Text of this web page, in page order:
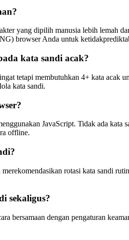
yang dipilih manusia lebih lemah
browser Anda untuk
kata sandi acak?
tetapi membutuhkan 4+ kata
kata sandi.
JavaScript. Tidak ada
offline.
rotasi kata sandi
sekaligus?
bersamaan dengan pengaturan